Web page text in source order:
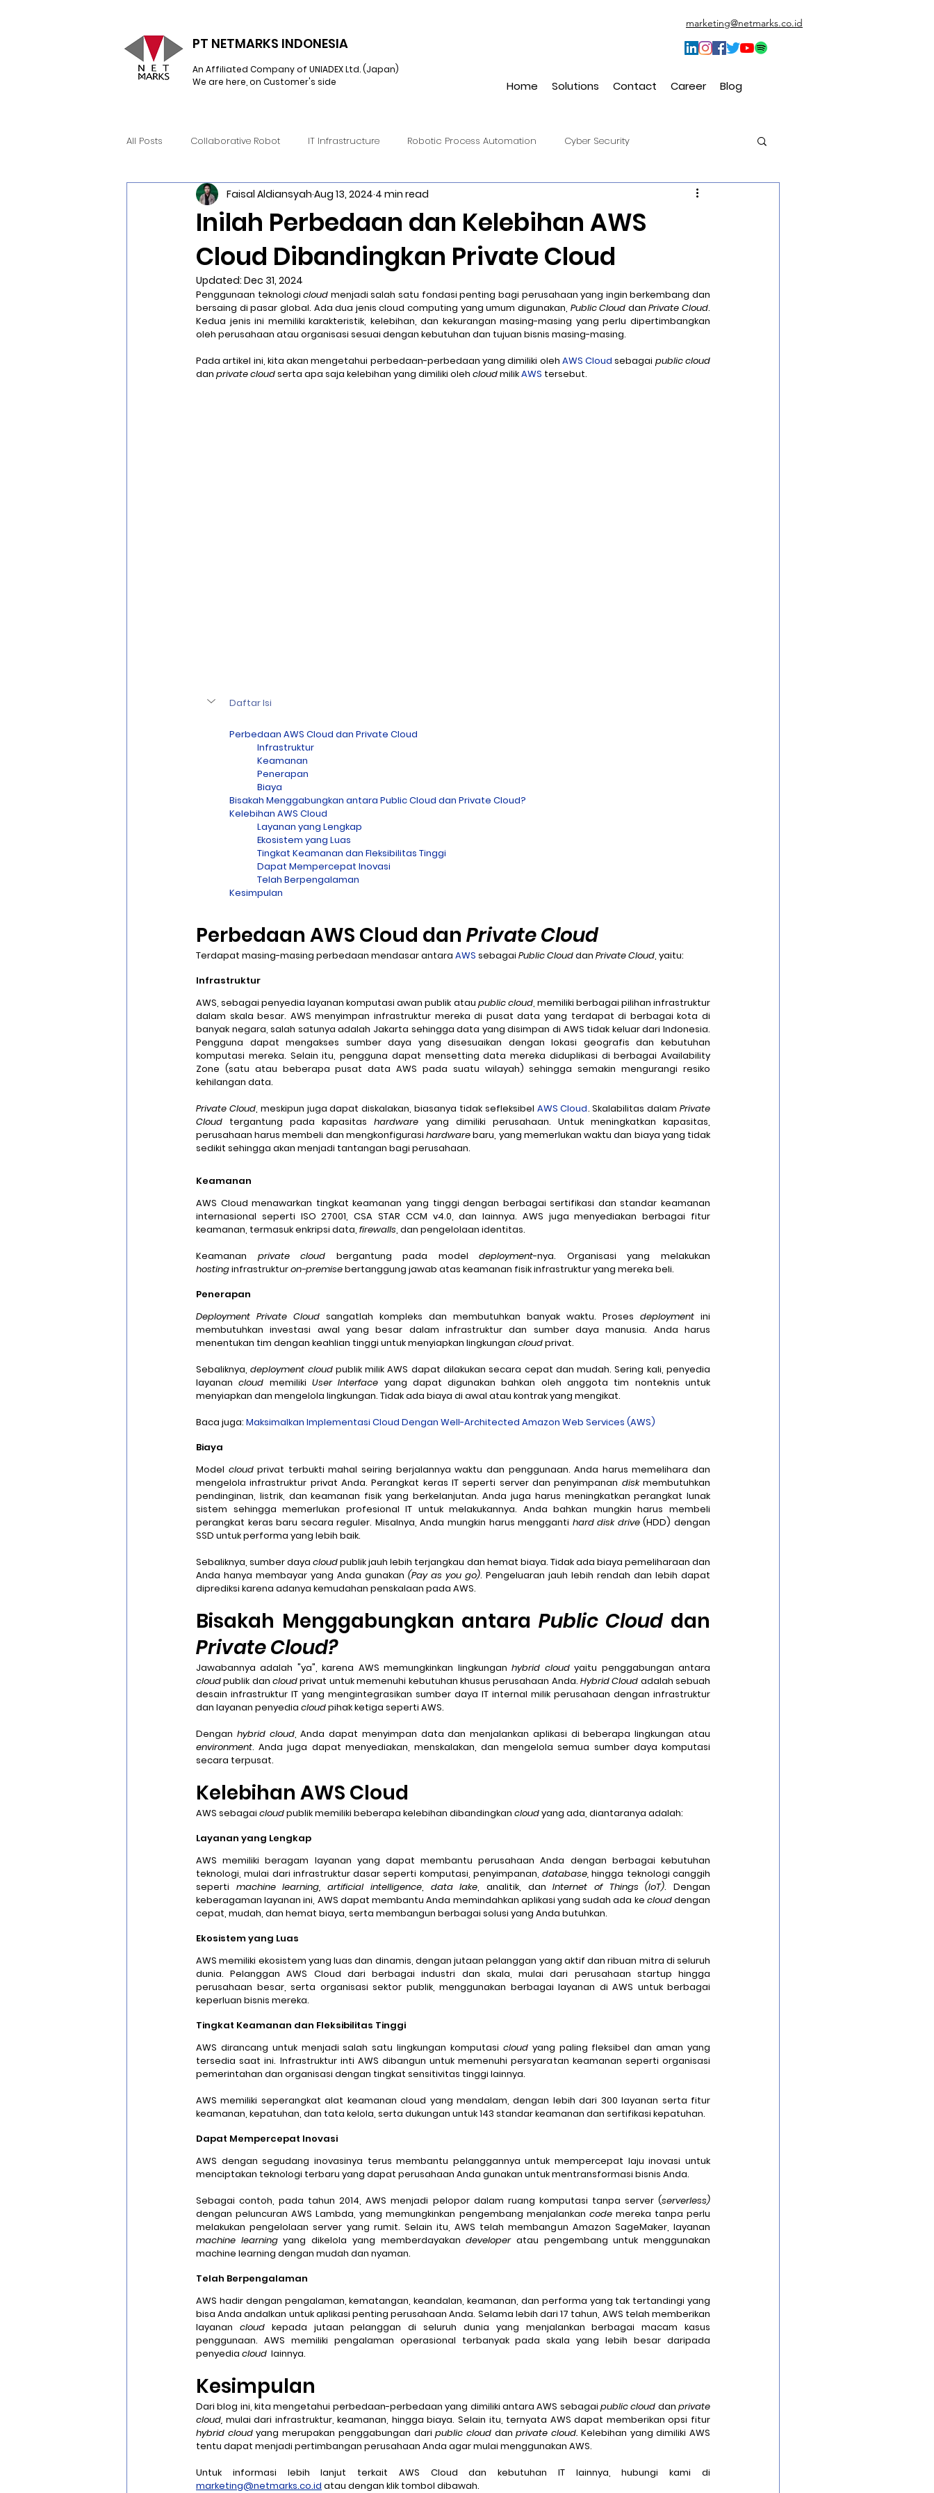
marketing@netmarks.co.id
PT NETMARKS INDONESIA
An Affiliated Company of UNIADEX Ltd. (Japan)
We are here, on Customer's side
Home Solutions Contact Career Blog
All Posts Collaborative Robot IT Infrastructure Robotic Process Automation Cyber Security
Network Infrastructure Hyperconverged Infrastructure
Snow Software RealWear Virtual Reality UiPath Hulft8 DataSpider Hulft
Learning Management System Amazon S3 Automation Anywhere Augmented Reality
Optical Character Recognition Ransomware Ransomware-as-a-Service Cybereason Security Infrastrucure
Inilah Perbedaan dan Kelebihan AWS
Cloud Dibandingkan Private Cloud
Faisal Aldiansyah Aug 13, 2024 4 min read
Updated: Dec 31, 2024
Penggunaan teknologi cloud menjadi salah satu fondasi penting bagi perusahaan yang ingin berkembang dan
bersaing di pasar global. Ada dua jenis cloud computing yang umum digunakan, Public Cloud dan Private Cloud.
Kedua jenis ini memiliki karakteristik, kelebihan, dan kekurangan masing-masing yang perlu dipertimbangkan
oleh perusahaan atau organisasi sesuai dengan kebutuhan dan tujuan bisnis masing-masing.
Pada artikel ini, kita akan mengetahui perbedaan-perbedaan yang dimiliki oleh AWS Cloud sebagai public cloud
dan private cloud serta apa saja kelebihan yang dimiliki oleh cloud milik AWS tersebut.
Daftar Isi
Perbedaan AWS Cloud dan Private Cloud
Infrastruktur
Keamanan
Penerapan
Biaya
Bisakah Menggabungkan antara Public Cloud dan Private Cloud?
Kelebihan AWS Cloud
Layanan yang Lengkap
Ekosistem yang Luas
Tingkat Keamanan dan Fleksibilitas Tinggi
Dapat Mempercepat Inovasi
Telah Berpengalaman
Kesimpulan
Perbedaan AWS Cloud dan Private Cloud
Terdapat masing-masing perbedaan mendasar antara AWS sebagai Public Cloud dan Private Cloud, yaitu:
Infrastruktur
AWS, sebagai penyedia layanan komputasi awan publik atau public cloud, memiliki berbagai pilihan infrastruktur
dalam skala besar. AWS menyimpan infrastruktur mereka di pusat data yang terdapat di berbagai kota di
banyak negara, salah satunya adalah Jakarta sehingga data yang disimpan di AWS tidak keluar dari Indonesia.
Pengguna dapat mengakses sumber daya yang disesuaikan dengan lokasi geografis dan kebutuhan
komputasi mereka. Selain itu, pengguna dapat mensetting data mereka diduplikasi di berbagai Availability
Zone (satu atau beberapa pusat data AWS pada suatu wilayah) sehingga semakin mengurangi resiko
kehilangan data.
Private Cloud, meskipun juga dapat diskalakan, biasanya tidak sefleksibel AWS Cloud. Skalabilitas dalam Private
Cloud tergantung pada kapasitas hardware yang dimiliki perusahaan. Untuk meningkatkan kapasitas,
perusahaan harus membeli dan mengkonfigurasi hardware baru, yang memerlukan waktu dan biaya yang tidak
sedikit sehingga akan menjadi tantangan bagi perusahaan.
Keamanan
AWS Cloud menawarkan tingkat keamanan yang tinggi dengan berbagai sertifikasi dan standar keamanan
internasional seperti ISO 27001, CSA STAR CCM v4.0, dan lainnya. AWS juga menyediakan berbagai fitur
keamanan, termasuk enkripsi data, firewalls, dan pengelolaan identitas.
Keamanan private cloud bergantung pada model deployment
hosting infrastruktur on-premise bertanggung jawab atas keamanan fisik infrastruktur yang mereka beli.
Penerapan
Deployment Private Cloud sangatlah kompleks dan membutuhkan banyak waktu. Proses deployment ini
membutuhkan investasi awal yang besar dalam infrastruktur dan sumber daya manusia. Anda harus
menentukan tim dengan keahlian tinggi untuk menyiapkan lingkungan cloud privat.
Sebaliknya, deployment cloud publik milik AWS dapat dilakukan secara cepat dan mudah. Sering kali, penyedia
layanan cloud memiliki User Interface yang dapat digunakan bahkan oleh anggota tim nonteknis untuk
menyiapkan dan mengelola lingkungan. Tidak ada biaya di awal atau kontrak yang mengikat.
Baca juga: Maksimalkan Implementasi Cloud Dengan Well-Architected Amazon Web Services (AWS)
Biaya
Model cloud privat terbukti mahal seiring berjalannya waktu dan penggunaan. Anda harus memelihara dan
mengelola infrastruktur privat Anda. Perangkat keras IT seperti server dan penyimpanan disk membutuhkan
pendinginan, listrik, dan keamanan fisik yang berkelanjutan. Anda juga harus meningkatkan perangkat lunak
sistem sehingga memerlukan profesional IT untuk melakukannya. Anda bahkan mungkin harus membeli
perangkat keras baru secara reguler. Misalnya, Anda mungkin harus mengganti hard disk drive (HDD) dengan
SSD untuk performa yang lebih baik.
Sebaliknya, sumber daya cloud publik jauh lebih terjangkau dan hemat biaya. Tidak ada biaya pemeliharaan dan
Anda hanya membayar yang Anda gunakan (Pay as you go). Pengeluaran jauh lebih rendah dan lebih dapat
diprediksi karena adanya kemudahan penskalaan pada AWS.
Bisakah Menggabungkan antara Public Cloud
Private Cloud?
Jawabannya adalah "ya", karena AWS memungkinkan lingkungan hybrid cloud
cloud publik dan cloud privat untuk memenuhi kebutuhan khusus perusahaan Anda. Hybrid Cloud adalah sebuah
desain infrastruktur IT yang mengintegrasikan sumber daya IT internal milik perusahaan dengan infrastruktur
dan layanan penyedia cloud pihak ketiga seperti AWS.
Dengan hybrid cloud
environment. Anda juga dapat menyediakan, menskalakan, dan mengelola semua sumber daya komputasi
secara terpusat.
Kelebihan AWS Cloud
AWS sebagai cloud publik memiliki beberapa kelebihan dibandingkan cloud yang ada, diantaranya adalah:
Layanan yang Lengkap
AWS memiliki beragam layanan yang dapat membantu perusahaan Anda dengan berbagai kebutuhan
teknologi, mulai dari infrastruktur dasar seperti komputasi, penyimpanan, database, hingga teknologi canggih
seperti machine learning, artificial intelligence, data lake, analitik, dan Internet of Things (IoT). Dengan
keberagaman layanan ini, AWS dapat membantu Anda memindahkan aplikasi yang sudah ada ke cloud dengan
cepat, mudah, dan hemat biaya, serta membangun berbagai solusi yang Anda butuhkan.
Ekosistem yang Luas
AWS memiliki ekosistem yang luas dan dinamis, dengan jutaan pelanggan yang aktif dan ribuan mitra di seluruh
dunia. Pelanggan AWS Cloud dari berbagai industri dan skala, mulai dari perusahaan startup hingga
perusahaan besar, serta organisasi sektor publik, menggunakan berbagai layanan di AWS untuk berbagai
keperluan bisnis mereka.
Tingkat Keamanan dan Fleksibilitas Tinggi
AWS dirancang untuk menjadi salah satu lingkungan komputasi cloud yang paling fleksibel dan aman yang
tersedia saat ini. Infrastruktur inti AWS dibangun untuk memenuhi persyaratan keamanan seperti organisasi
pemerintahan dan organisasi dengan tingkat sensitivitas tinggi lainnya.
AWS memiliki seperangkat alat keamanan cloud yang mendalam, dengan lebih dari 300 layanan serta fitur
keamanan, kepatuhan, dan tata kelola, serta dukungan untuk 143 standar keamanan dan sertifikasi kepatuhan.
Dapat Mempercepat Inovasi
AWS dengan segudang inovasinya terus membantu pelanggannya untuk mempercepat laju inovasi untuk
menciptakan teknologi terbaru yang dapat perusahaan Anda gunakan untuk mentransformasi bisnis Anda.
Sebagai contoh, pada tahun 2014, AWS menjadi pelopor dalam ruang komputasi tanpa server (
dengan peluncuran AWS Lambda, yang memungkinkan pengembang menjalankan code mereka tanpa perlu
machine learning yang dikelola yang memberdayakan developer atau pengembang untuk menggunakan
machine learning dengan mudah dan nyaman.
Telah Berpengalaman
AWS hadir dengan pengalaman, kematangan, keandalan, keamanan, dan performa yang tak tertandingi yang
bisa Anda andalkan untuk aplikasi penting perusahaan Anda. Selama lebih dari 17 tahun, AWS telah memberikan
layanan cloud kepada jutaan pelanggan di seluruh dunia yang menjalankan berbagai macam kasus
penggunaan. AWS memiliki pengalaman operasional terbanyak pada skala yang lebih besar daripada
penyedia cloud
  lainnya.
Kesimpulan
Dari blog ini, kita mengetahui perbedaan-perbedaan yang dimiliki antara AWS sebagai public cloud dan private
cloud,
hybrid cloud yang merupakan penggabungan dari public cloud dan private cloud. Kelebihan yang dimiliki AWS
tentu dapat menjadi pertimbangan perusahaan Anda agar mulai menggunakan AWS.
marketing@netmarks.co.id atau dengan klik tombol dibawah.